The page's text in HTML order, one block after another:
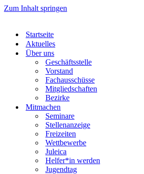
Zum Inhalt springen
Startseite
Aktuelles
Über uns
Geschäftsstelle
Vorstand
Fachausschüsse
Mitgliedschaften
Bezirke
Mitmachen
Seminare
Stellenanzeige
Freizeiten
Wettbewerbe
Juleica
Helfer*in werden
Jugendtag